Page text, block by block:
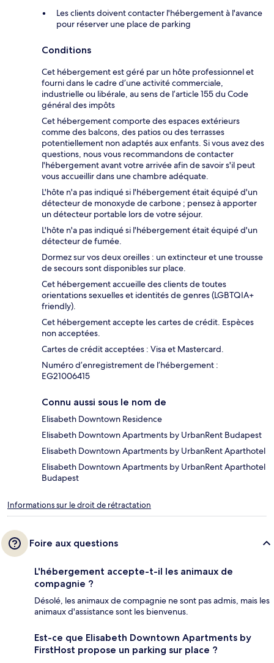
Les clients doivent contacter l'hébergement à l'avance
pour réserver une place de parking
Conditions
Cet hébergement est géré par un hôte professionnel et
fourni dans le cadre d’une activité commerciale,
industrielle ou libérale, au sens de l’article 155 du Code
général des impôts
Cet hébergement comporte des espaces extérieurs
comme des balcons, des patios ou des terrasses
potentiellement non adaptés aux enfants. Si vous avez des
questions, nous vous recommandons de contacter
l'hébergement avant votre arrivée afin de savoir s'il peut
vous accueillir dans une chambre adéquate.
L'hôte n'a pas indiqué si l'hébergement était équipé d'un
détecteur de monoxyde de carbone ; pensez à apporter
un détecteur portable lors de votre séjour.
L'hôte n'a pas indiqué si l'hébergement était équipé d'un
détecteur de fumée.
Dormez sur vos deux oreilles : un extincteur et une trousse
de secours sont disponibles sur place.
Cet hébergement accueille des clients de toutes
orientations sexuelles et identités de genres (LGBTQIA+
friendly).
Cet hébergement accepte les cartes de crédit. Espèces
non acceptées.
Cartes de crédit acceptées : Visa et Mastercard.
Numéro d’enregistrement de l’hébergement :
EG21006415
Connu aussi sous le nom de
Elisabeth Downtown Residence
Elisabeth Downtown Apartments by UrbanRent Budapest
Elisabeth Downtown Apartments by UrbanRent Aparthotel
Elisabeth Downtown Apartments by UrbanRent Aparthotel
Budapest
Informations sur le droit de rétractation
Foire aux questions
L'hébergement accepte-t-il les animaux de
compagnie ?
Désolé, les animaux de compagnie ne sont pas admis, mais les
animaux d'assistance sont les bienvenus.
Est-ce que Elisabeth Downtown Apartments by
FirstHost propose un parking sur place ?